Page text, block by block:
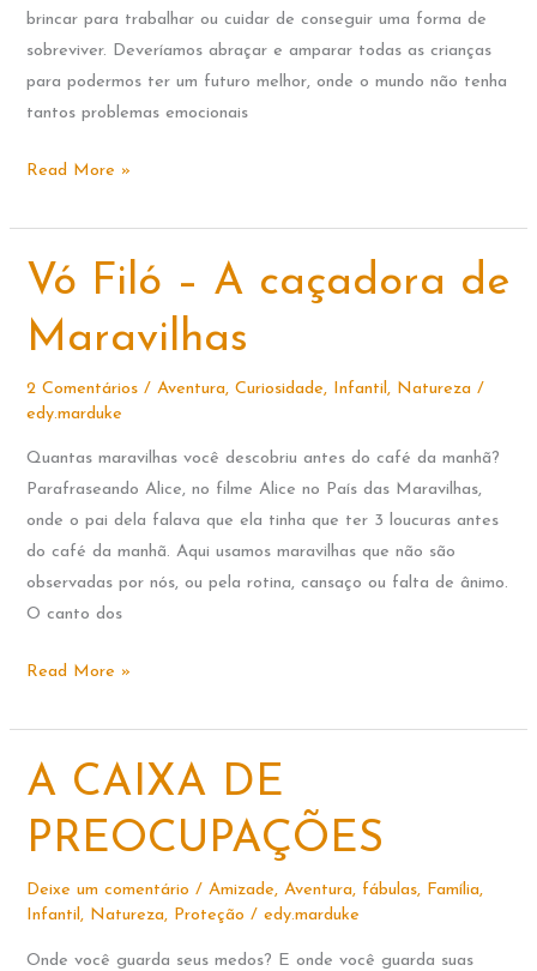
brincar para trabalhar ou cuidar de conseguir uma forma de
sobreviver. Deveríamos abraçar e amparar todas as crianças
para podermos ter um futuro melhor, onde o mundo não tenha
tantos problemas emocionais
Bruxinha
gosta
de
brincar
Read More »
Vó Filó – A caçadora de
Maravilhas
2 Comentários /Aventura,Curiosidade, Infantil , Natureza /
edy.marduke
Quantas maravilhas você descobriu antes do café da manhã?
Parafraseando Alice, no filme Alice no País das Maravilhas,
onde o pai dela falava que ela tinha que ter 3 loucuras antes
do café da manhã. Aqui usamos maravilhas que não são
observadas por nós, ou pela rotina, cansaço ou falta de ânimo.
O canto dos
Vó
–
caçadora
de
Read More »
A CAIXA DE
PREOCUPAÇÕES
Deixe um comentário /Amizade,Aventura, fábulas, Família,
Infantil, Natureza, Proteção /edy.marduke
Onde você guarda seus medos? E onde você guarda suas